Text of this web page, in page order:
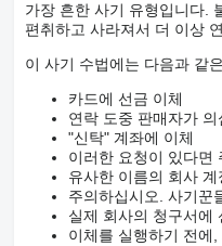
가장 흔한 사기 유형입니다.
편취하고 사라져서 더 이상
이 사기 수법에는 다음과 같
카드에 선금 이체
연락 도중 판매자가
"신탁" 계좌에 이체
이러한 요청이 있다면
유사한 이름의 회사 계
주의하십시오. 사기꾼
실제 회사의 청구서에
이체를 실행하기 전에